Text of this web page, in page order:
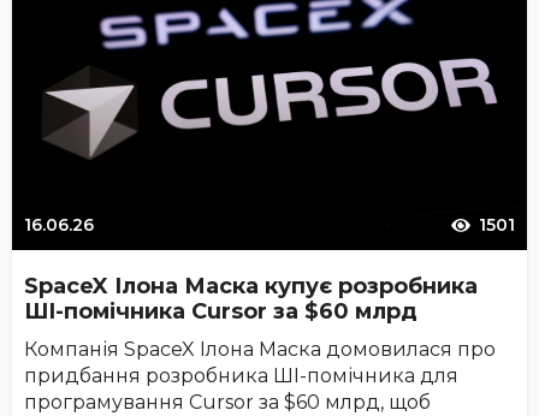
16.06.26 1501
SpaceX Ілона Маска купує розробника
ШІ-помічника Cursor за $60 млрд
Компанія SpaceX Ілона Маска домовилася про
придбання розробника ШІ-помічника для
програмування Cursor за $60 млрд, щоб